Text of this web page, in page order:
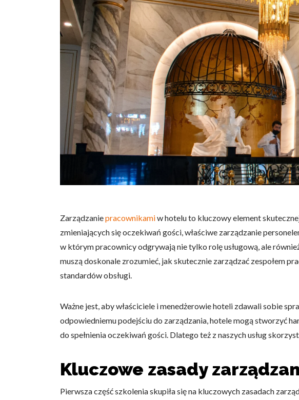
Zarządzaniepracownikamiw hotelu to kluczowy element
zmieniających się oczekiwań gości, właściwe zarządzanie
w którym pracownicy odgrywają nie tylko rolę usługową, ale
muszą doskonale zrozumieć, jak skutecznie zarządzać zespołem
standardów obsługi.
Ważne jest, aby właściciele i menedżerowie hoteli zdawali sobie
odpowiedniemu podejściu do zarządzania, hotele mogą stworzyć
do spełnienia oczekiwań gości. Dlatego też z naszych usług
Kluczowe zasady
Pierwsza część szkolenia skupiła się na kluczowych zasadach